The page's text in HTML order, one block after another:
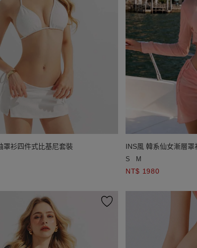
罩衫四件式比基尼套裝 INS風 韓系仙女漸層
S M
NT$ 1980